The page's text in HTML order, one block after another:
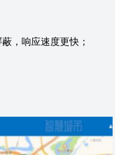
，响应速度更快；